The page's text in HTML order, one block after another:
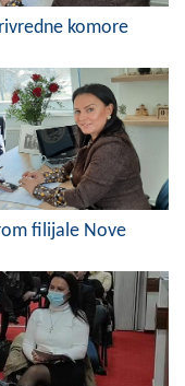
komore
filijale Nove